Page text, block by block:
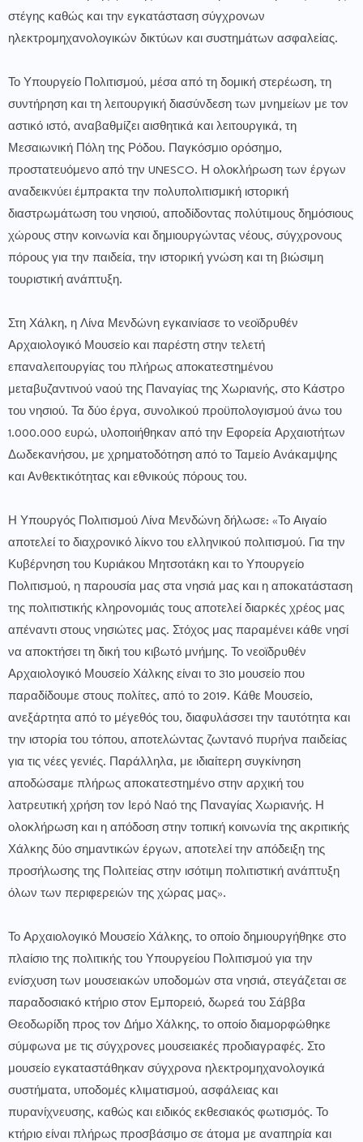
στέγης καθώς και την εγκατάσταση σύγχρονων
ηλεκτρομηχανολογικών δικτύων και συστημάτων ασφαλείας.
Το Υπουργείο Πολιτισμού, μέσα από τη δομική στερέωση, τη
συντήρηση και τη λειτουργική διασύνδεση των μνημείων με τον
αστικό ιστό, αναβαθμίζει αισθητικά και λειτουργικά, τη
Μεσαιωνική Πόλη της Ρόδου. Παγκόσμιο ορόσημο,
προστατευόμενο από την UNESCO. Η ολοκλήρωση των έργων
αναδεικνύει έμπρακτα την πολυπολιτισμική ιστορική
διαστρωμάτωση του νησιού, αποδίδοντας πολύτιμους δημόσιους
χώρους στην κοινωνία και δημιουργώντας νέους, σύγχρονους
πόρους για την παιδεία, την ιστορική γνώση και τη βιώσιμη
τουριστική ανάπτυξη.
Στη Χάλκη, η Λίνα Μενδώνη εγκαινίασε το νεοϊδρυθέν
Αρχαιολογικό Μουσείο και παρέστη στην τελετή
επαναλειτουργίας του πλήρως αποκατεστημένου
μεταβυζαντινού ναού της Παναγίας της Χωριανής, στο Κάστρο
του νησιού. Τα δύο έργα, συνολικού προϋπολογισμού άνω του
1.000.000 ευρώ, υλοποιήθηκαν από την Εφορεία Αρχαιοτήτων
Δωδεκανήσου, με χρηματοδότηση από το Ταμείο Ανάκαμψης
και Ανθεκτικότητας και εθνικούς πόρους του.
Η Υπουργός Πολιτισμού Λίνα Μενδώνη δήλωσε: «Το Αιγαίο
αποτελεί το διαχρονικό λίκνο του ελληνικού πολιτισμού. Για την
Κυβέρνηση του Κυριάκου Μητσοτάκη και το Υπουργείο
Πολιτισμού, η παρουσία μας στα νησιά μας και η αποκατάσταση
της πολιτιστικής κληρονομιάς τους αποτελεί διαρκές χρέος μας
απέναντι στους νησιώτες μας. Στόχος μας παραμένει κάθε νησί
να αποκτήσει τη δική του κιβωτό μνήμης. Το νεοϊδρυθέν
Αρχαιολογικό Μουσείο Χάλκης είναι το 31ο μουσείο που
παραδίδουμε στους πολίτες, από το 2019. Κάθε Μουσείο,
ανεξάρτητα από το μέγεθός του, διαφυλάσσει την ταυτότητα και
την ιστορία του τόπου, αποτελώντας ζωντανό πυρήνα παιδείας
για τις νέες γενιές. Παράλληλα, με ιδιαίτερη συγκίνηση
αποδώσαμε πλήρως αποκατεστημένο στην αρχική του
λατρευτική χρήση τον Ιερό Ναό της Παναγίας Χωριανής. Η
ολοκλήρωση και η απόδοση στην τοπική κοινωνία της ακριτικής
Χάλκης δύο σημαντικών έργων, αποτελεί την απόδειξη της
προσήλωσης της Πολιτείας στην ισότιμη πολιτιστική ανάπτυξη
όλων των περιφερειών της χώρας μας».
Το Αρχαιολογικό Μουσείο Χάλκης, το οποίο δημιουργήθηκε στο
πλαίσιο της πολιτικής του Υπουργείου Πολιτισμού για την
ενίσχυση των μουσειακών υποδομών στα νησιά, στεγάζεται σε
παραδοσιακό κτήριο στον Εμπορειό, δωρεά του Σάββα
Θεοδωρίδη προς τον Δήμο Χάλκης, το οποίο διαμορφώθηκε
σύμφωνα με τις σύγχρονες μουσειακές προδιαγραφές. Στο
μουσείο εγκαταστάθηκαν σύγχρονα ηλεκτρομηχανολογικά
συστήματα, υποδομές κλιματισμού, ασφάλειας και
πυρανίχνευσης, καθώς και ειδικός εκθεσιακός φωτισμός. Το
κτήριο είναι πλήρως προσβάσιμο σε άτομα με αναπηρία και